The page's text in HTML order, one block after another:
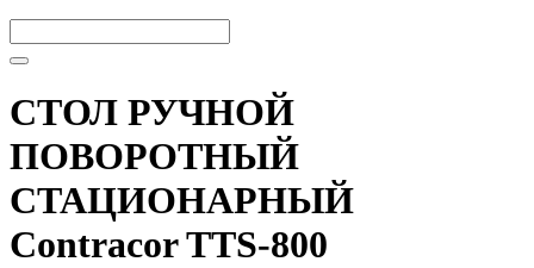
СТОЛ РУЧНОЙ
ПОВОРОТНЫЙ
СТАЦИОНАРНЫЙ
Contracor TTS-800